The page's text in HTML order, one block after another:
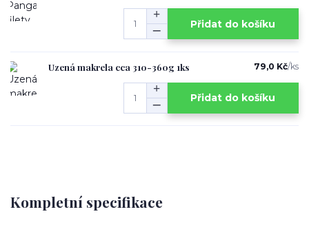
Přidat do košíku
Uzená makrela cca 310-360g 1ks 79,0 Kč/ks
Přidat do košíku
Kompletní specifikace